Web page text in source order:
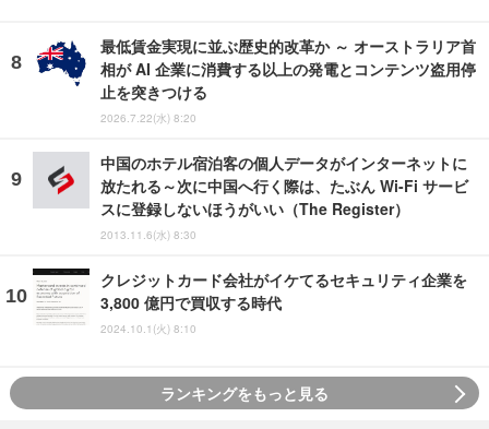
最低賃金実現に並ぶ歴史的改革か ～ オーストラリア首
相が AI 企業に消費する以上の発電とコンテンツ盗用停
止を突きつける
2026.7.22(水) 8:20
中国のホテル宿泊客の個人データがインターネットに
放たれる～次に中国へ行く際は、たぶん Wi-Fi サービ
スに登録しないほうがいい（The Register）
2013.11.6(水) 8:30
クレジットカード会社がイケてるセキュリティ企業を
3,800 億円で買収する時代
2024.10.1(火) 8:10
ランキングをもっと見る